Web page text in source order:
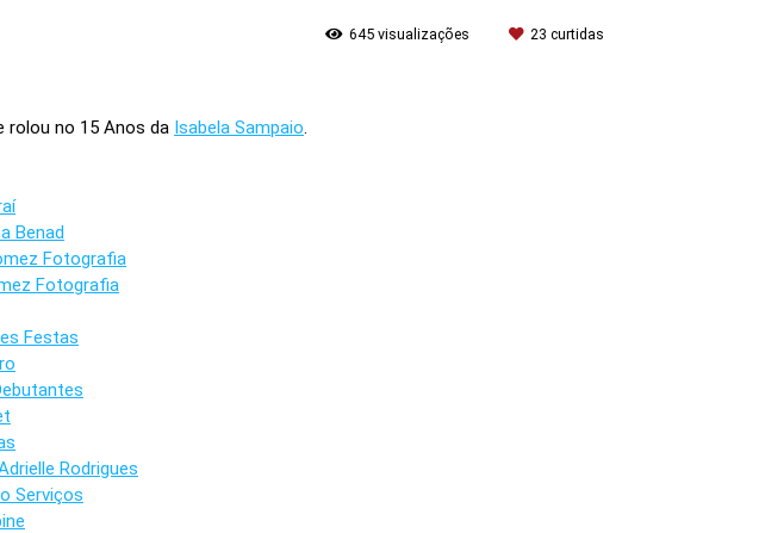
645 visualizações 23 curtidas
rolou no 15 Anos da Isabela Sampaio.
Benad
Fotografia
Fotografia
Festas
Rodrigues
Serviços